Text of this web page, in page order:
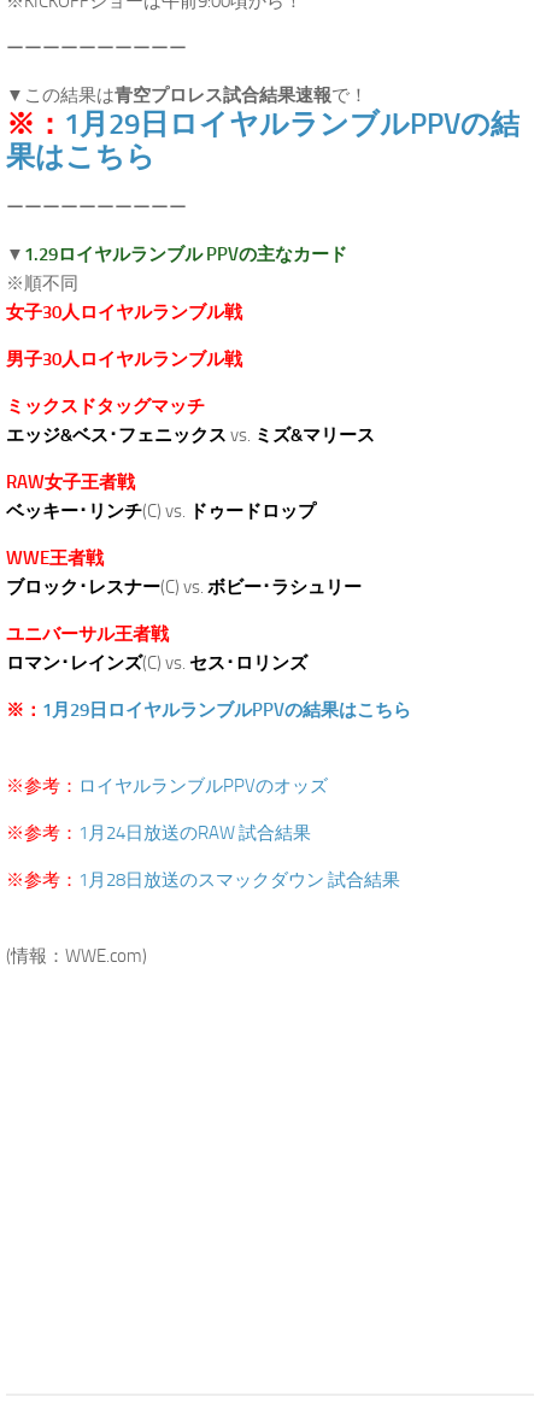
ーーーーーーーーーー
▼この結果は青空プロレス試合結果速報で！
※： 1月29日ロイヤルランブルPPVの結
果はこちら
ーーーーーーーーーー
▼ 1.29ロイヤルランブル PPVの主なカード
※順不同
女子30人ロイヤルランブル戦
男子30人ロイヤルランブル戦
ミックスドタッグマッチ
エッジ&ベス･フェニックス vs. ミズ&マリース
RAW女子王者戦
ベッキー･リンチ(C) vs. ドゥードロップ
WWE王者戦
ブロック･レスナー(C) vs. ボビー･ラシュリー
ユニバーサル王者戦
ロマン･レインズ(C) vs. セス･ロリンズ
※： 1月29日ロイヤルランブルPPVの結果はこちら
※参考： ロイヤルランブルPPVのオッズ
※参考： 1月24日放送のRAW 試合結果
※参考： 1月28日放送のスマックダウン 試合結果
(情報：WWE.com)